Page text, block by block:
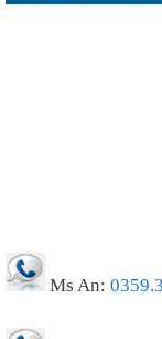
Ms An: